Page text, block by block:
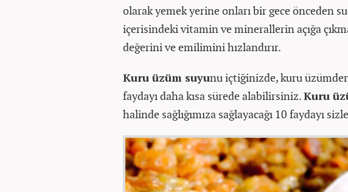
olarak yemek yerine onları bir gece önceden
içerisindeki vitamin ve minerallerin açığa
değerini ve emilimini hızlandırır.
Kuru üzüm suyunu içtiğinizde, kuru
faydayı daha kısa sürede alabilirsiniz.Kuru
halinde sağlığımıza sağlayacağı 10 faydayı